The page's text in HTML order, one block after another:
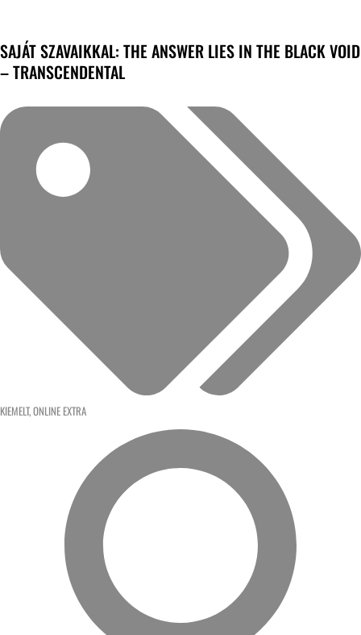
SAJÁT SZAVAIKKAL: THE ANSWER LIES IN THE BLACK VOID
– TRANSCENDENTAL
KIEMELT,ONLINE EXTRA